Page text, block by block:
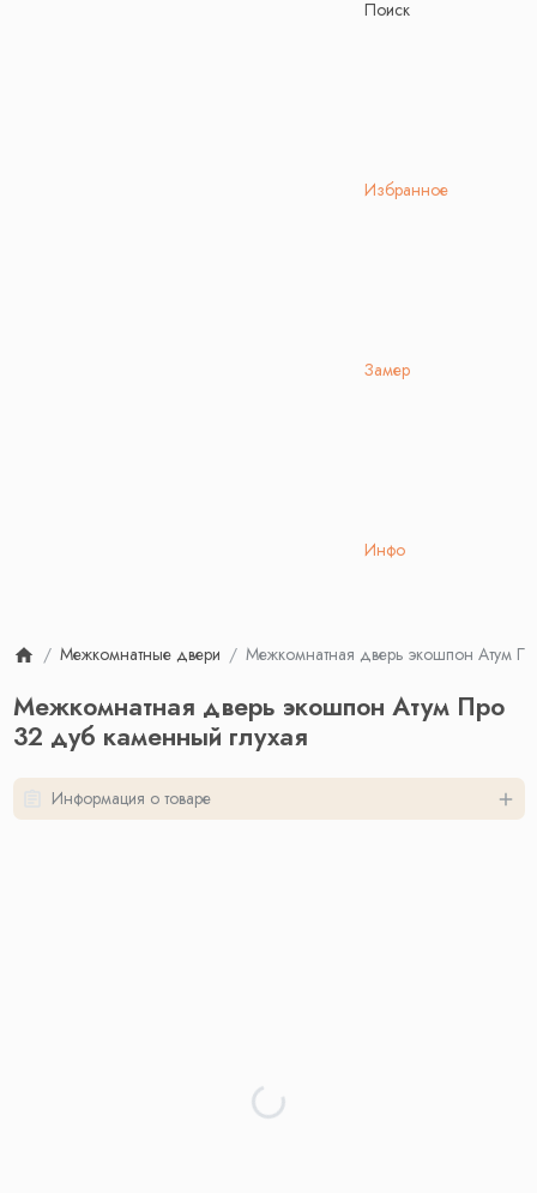
Поиск
Избранное
Замер
Инфо
Межкомнатные двери Межкомнатная дверь экошпон Атум
Межкомнатная дверь экошпон Атум Про
32 дуб каменный глухая
Информация о товаре